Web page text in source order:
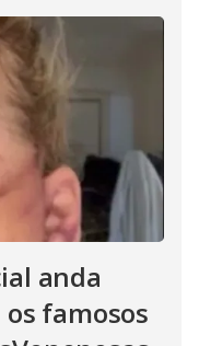
anda
famosos